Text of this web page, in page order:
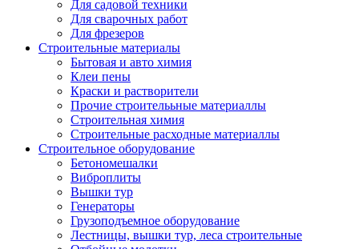
Для садовой техники
Для сварочных работ
Для фрезеров
Строительные материалы
Бытовая и авто химия
Клеи пены
Краски и растворители
Прочие строителььные материаллы
Строительная химия
Строительные расходные материаллы
Строительное оборудование
Бетономешалки
Виброплиты
Вышки тур
Генераторы
Грузоподъемное оборудование
Лестницы, вышки тур, леса строительные